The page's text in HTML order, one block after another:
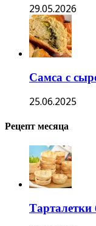
29.05.2026
Самса с
25.06.2025
Рецепт месяца
Тарталетки